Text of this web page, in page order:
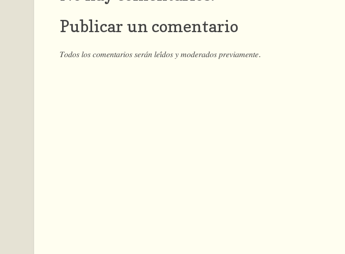
Publicar un comentario
𝑇𝑜𝑑𝑜𝑠 𝑙𝑜𝑠 𝑐𝑜𝑚𝑒𝑛𝑡𝑎𝑟𝑖𝑜𝑠 𝑠𝑒𝑟𝑎́𝑛 𝑙𝑒𝑖́𝑑𝑜𝑠 𝑦 𝑚𝑜𝑑𝑒𝑟𝑎𝑑𝑜𝑠 𝑝𝑟𝑒𝑣𝑖𝑎𝑚𝑒𝑛𝑡𝑒.